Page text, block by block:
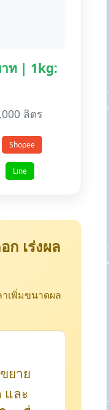
าท | 1kg:
ลิตร
Shopee
Line
ก เร่งผล
าเพิ่มขนาดผล
ยาย
และ